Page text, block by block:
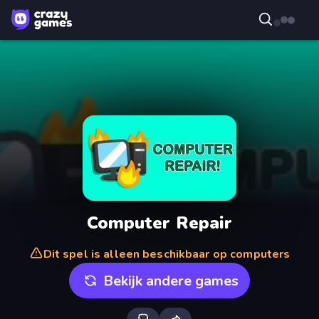
Computer Repair
Dit spel is alleen beschikbaar op computers
Bekijk andere games